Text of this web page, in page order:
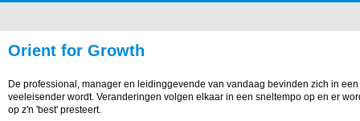
Orient for Growth
De professional, manager en leidinggevende van vandaag bevinden zich in
veeleisender wordt. Veranderingen volgen elkaar in een sneltempo op en er
op z'n 'best' presteert.